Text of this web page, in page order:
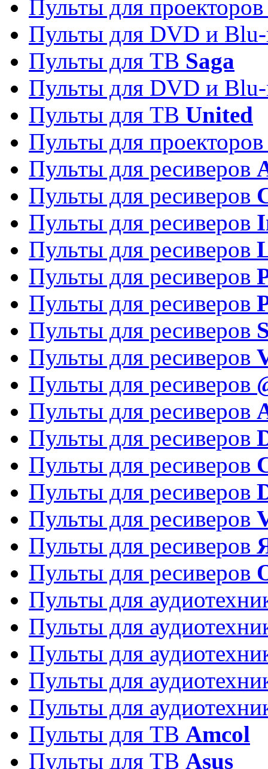
Пульты для
Пульты для DVD и
Пульты для ТВ Saga
Пульты для DVD и
Пульты для ТВ United
Пульты для
Пульты для ресиверов
Пульты для ресиверов
Пульты для ресиверов
Пульты для ресиверов
Пульты для ресиверов
Пульты для ресиверов
Пульты для ресиверов
Пульты для ресиверов
Пульты для ресиверов
Пульты для ресиверов
Пульты для ресиверов
Пульты для ресиверов
Пульты для ресиверов
Пульты для ресиверов
Пульты для ресиверов
Пульты для ресиверов
Пульты для
Пульты для
Пульты для
Пульты для
Пульты для
Пульты для ТВ Amcol
Пульты для ТВ Asus